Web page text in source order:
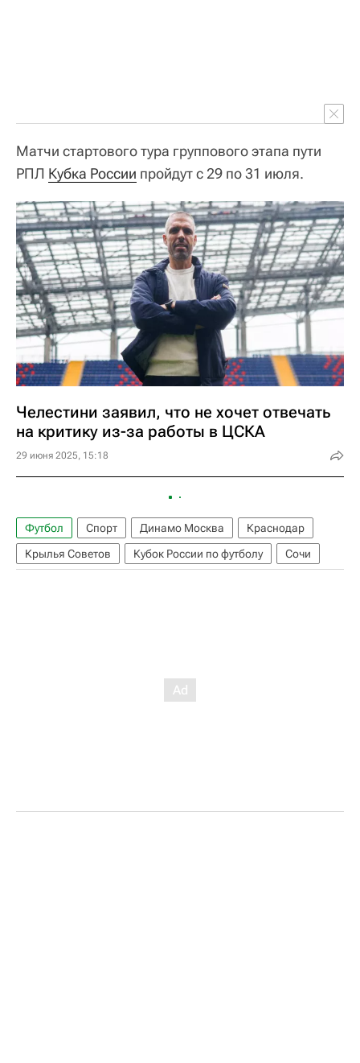
Матчи стартового тура группового этапа пути
РПЛ Кубка России пройдут с 29 по 31 июля.
Челестини заявил, что не хочет отвечать
на критику из-за работы в ЦСКА
29 июня 2025, 15:18
Футбол Спорт Динамо Москва
Краснодар
Крылья Советов
Кубок России по футболу Сочи